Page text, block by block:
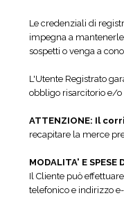
Le credenziali di
impegna a
sospetti o venga a
L'Utente Registrato
obbligo risarcitorio e/o
ATTENZIONE: Il
recapitare la merce
MODALITA' E SPESE
Il Cliente può
telefonico e indirizzo